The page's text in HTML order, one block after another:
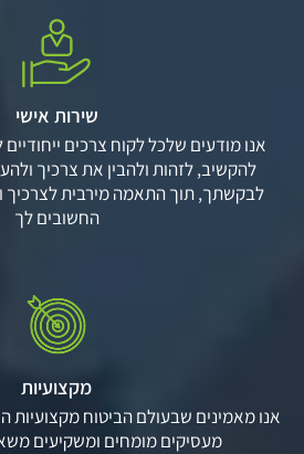
שירות אישי
אנו מודעים שלכל לקוח צרכים
להקשיב, לזהות ולהבין את צרכיך
לבקשתך, תוך התאמה מירבית לצרכיך
החשובים לך
מקצועיות
אנו מאמינים שבעולם הביטוח מקצועיות
מעסיקים מומחים ומשקיעים